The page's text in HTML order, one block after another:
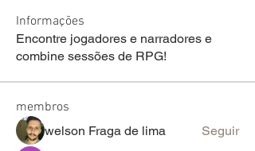
Informações
Encontre jogadores e narradores e
combine sessões de RPG!
membros
welson Fraga de lima
Seguir